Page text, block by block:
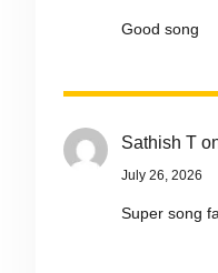
Good song
Sathish T
July 26, 2026
Super song